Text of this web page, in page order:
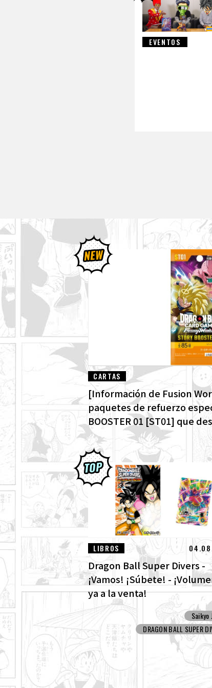
EVENTOS
CARTAS
[Información de Fusion
paquetes de refuerzo
BOOSTER 01 [ST01] que
Dragon Ball! ¡Aquí están
alternativo!
LIBROS
Dragon Ball Super Divers -
¡Vamos! ¡Súbete! -
ya a la venta!
Saikyo
DRAGON BALL SUPER